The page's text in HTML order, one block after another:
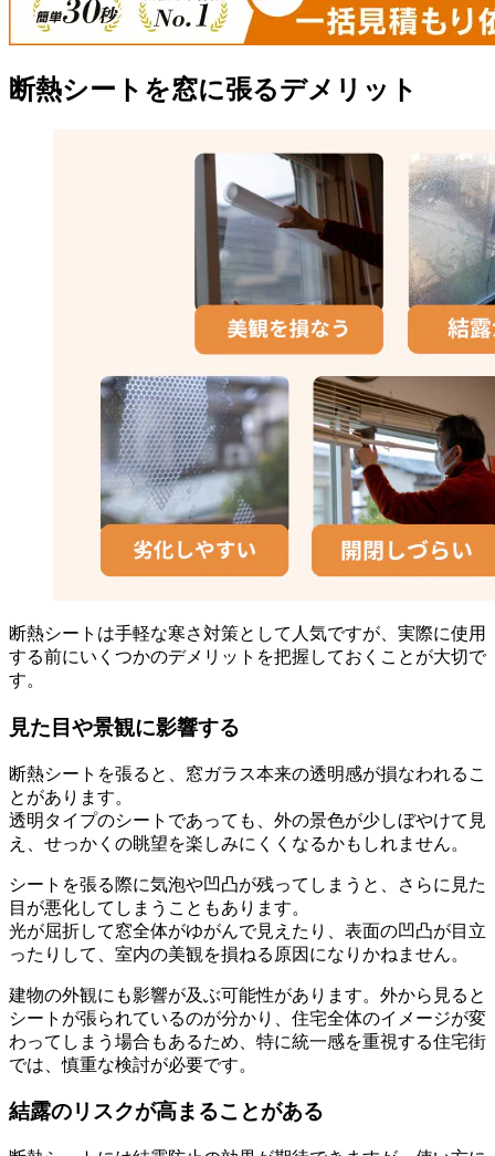
断熱シートを窓に張るデメリット
断熱シートは手軽な寒さ対策として人気ですが、実際に使用
する前にいくつかのデメリットを把握しておくことが大切で
す。
見た目や景観に影響する
断熱シートを張ると、窓ガラス本来の透明感が損なわれるこ
とがあります。
透明タイプのシートであっても、外の景色が少しぼやけて見
え、せっかくの眺望を楽しみにくくなるかもしれません。
シートを張る際に気泡や凹凸が残ってしまうと、さらに見た
目が悪化してしまうこともあります。
光が屈折して窓全体がゆがんで見えたり、表面の凹凸が目立
ったりして、室内の美観を損ねる原因になりかねません。
建物の外観にも影響が及ぶ可能性があります。外から見ると
シートが張られているのが分かり、住宅全体のイメージが変
わってしまう場合もあるため、特に統一感を重視する住宅街
では、慎重な検討が必要です。
結露のリスクが高まることがある